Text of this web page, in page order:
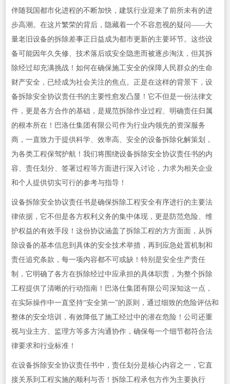
伴随我国都市化进程的不断加快，建筑行业迎来了前所未有的进
步高潮。在这片繁荣的背后，隐藏着一个不容忽视的疑问——大
量老旧设备的拆除差事正日益成为都市更新的主要环节。这些设
备可能因年久失修、技术落后或安全隐患而被逐步淘汰，但其拆
除经过却充满挑战！如何在确保施工安全的保障人民群众的生命
财产安全，已经成为社会关注的焦点。正是在这样的背景下，设
备拆除安全协议责任书的主要性愈发凸显！它不但是一份法律文
件，更是各方合作的基础，是规范拆除作业过程、明确责任归属
的根本所在！巴洛仕集团有限公司作为行业内领先的资深服务
商，一直致力于提供科学、效率高、安全的设备拆除化解策划，
为各类工程保驾护航！我们将围绕设备拆除安全协议责任书的内
容、责任划分、签署过程等方面进行深入讨论，力求为相关企业
和个人提供切实可行的参考与指导！
设备拆除安全协议责任书是确保拆除工程安全有序进行的主要法
律依据，它不但是各方权利义务的集中体现，更是防范危险、维
护权益的有效手段！这份协议涵盖了拆除工程的方方面面，从拆
除设备的基本信息到具体的安全技术举措，再到应急处置机制和
责任追究条款，每一项内容都不可或缺！特别是安全生产责任
制，它明确了各方在拆除经过中应承担的具体职责，为整个拆除
工程提供了清晰的行动指南！巴洛仕集团有限公司深知这一点，
在实际操作中一直坚持“安全第一”的原则，通过细致的危险评估和
整体的安全培训，有效降低了施工经过中的潜在危险！公司还重
视与业主方、监理方等多方沟通协作，确保每一个细节都符合法
律要求和行业标准！
在设备拆除安全协议责任书中，责任划分是核心内容之一，它直
接关系到工程实施的顺利与否！拆除工程承包方作为主要执行